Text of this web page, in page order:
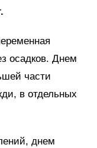
осадков. Днем
части
в отдельных
днем